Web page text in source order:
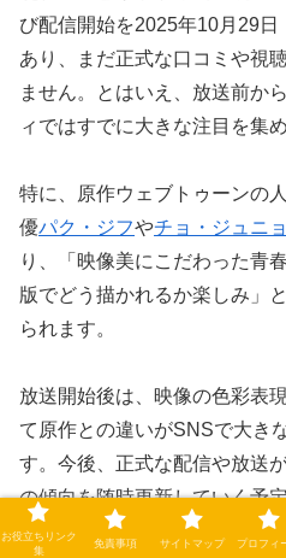
び配信開始を2025年10月29
あり、まだ正式な口コミや視
ません。とはいえ、放送前か
ィではすでに大きな注目を集
特に、原作ウェブトゥーンの
優パク・ジフやチョ・ジュニ
り、「映像美にこだわった青
版でどう描かれるか楽しみ」
られます。
放送開始後は、映像の色彩表
て原作との違いがSNSで大き
す。今後、正式な配信や放送
の傾向を随時更新していく予
お役立ちリンク
集
免責事項 サイトマップ プロフィ